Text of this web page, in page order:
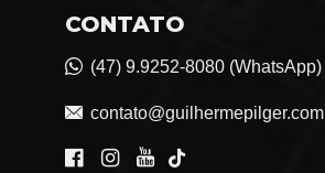
CONTATO
(47) 9.9252-8080 (WhatsApp)
contato@guilhermepilger.com